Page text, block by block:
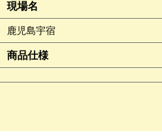
現場名
鹿児島宇宿
商品仕様